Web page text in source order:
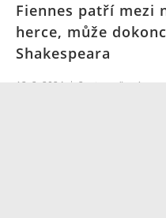
Fiennes patří mezi
herce, může
Shakespeara
12. 2. 2024 2 minuty čtení